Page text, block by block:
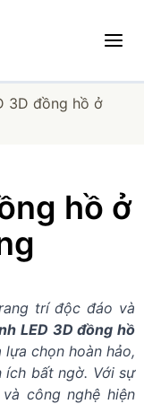
3D đồng hồ ở
hồ ở
trí độc đáo và
LED 3D đồng hồ
lựa chọn hoàn hảo,
ích bất ngờ. Với sự
công nghệ hiện